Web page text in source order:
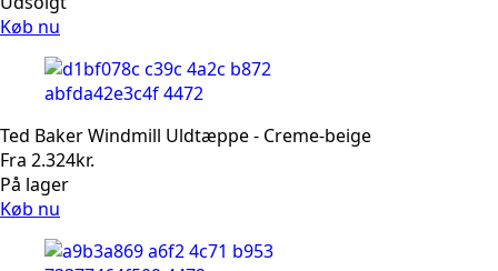
Køb nu
Ted Baker Windmill Uldtæppe - Creme-beige
Fra 2.324kr.
På lager
Køb nu